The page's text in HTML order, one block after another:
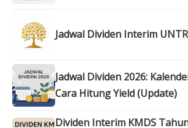
Jadwal Dividen Interim
Jadwal Dividen 2026:
Cara Hitung Yield (Update)
Dividen Interim KMDS